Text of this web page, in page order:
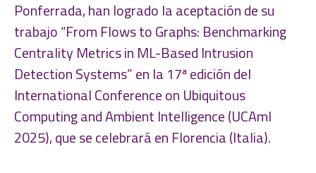
Ponferrada, han logrado la aceptación de su
trabajo “From Flows to Graphs: Benchmarking
Centrality Metrics in ML-Based Intrusion
Detection Systems” en la 17ª edición del
International Conference on Ubiquitous
Computing and Ambient Intelligence (UCAmI
2025), que se celebrará en Florencia (Italia).